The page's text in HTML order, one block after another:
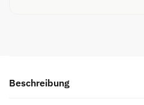
Beschreibung